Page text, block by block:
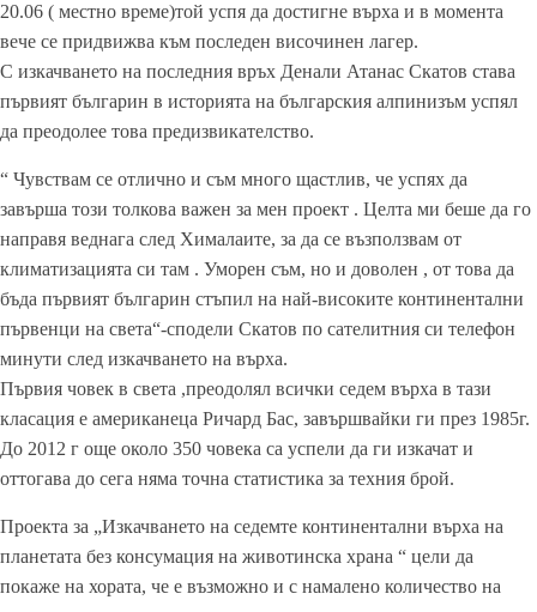
20.06 ( местно време)той успя да достигне върха и в момента
вече се придвижва към последен височинен лагер.
С изкачването на последния връх Денали Атанас Скатов става
първият българин в историята на българския алпинизъм успял
да преодолее това предизвикателство.
“ Чувствам се отлично и съм много щастлив, че успях да
завърша този толкова важен за мен проект . Целта ми беше да го
направя веднага след Хималаите, за да се възползвам от
климатизацията си там . Уморен съм, но и доволен , от това да
бъда първият българин стъпил на най-високите континентални
първенци на света“-сподели Скатов по сателитния си телефон
минути след изкачването на върха.
Първия човек в света ,преодолял всички седем върха в тази
класация е американеца Ричард Бас, завършвайки ги през 1985г.
До 2012 г още около 350 човека са успели да ги изкачат и
оттогава до сега няма точна статистика за техния брой.
Проекта за „Изкачването на седемте континентални върха на
планетата без консумация на животинска храна “ цели да
покаже на хората, че е възможно и с намалено количество на